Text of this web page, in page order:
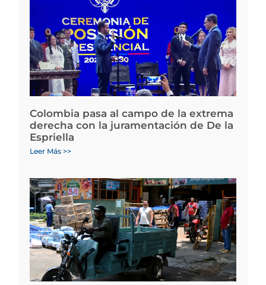
Colombia pasa al campo de la extrema
derecha con la juramentación de De la
Espriella
Leer Más >>